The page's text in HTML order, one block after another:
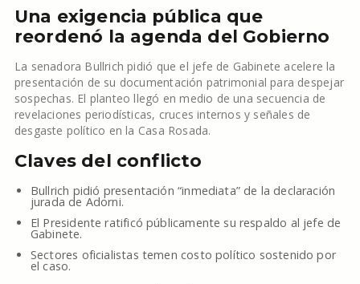
Una exigencia pública que
reordenó la agenda del Gobierno
La senadora Bullrich pidió que el jefe de Gabinete acelere la
presentación de su documentación patrimonial para despejar
sospechas. El planteo llegó en medio de una secuencia de
revelaciones periodísticas, cruces internos y señales de
desgaste político en la Casa Rosada.
Claves del conflicto
Bullrich pidió presentación “inmediata” de la declaración
jurada de Adorni.
El Presidente ratificó públicamente su respaldo al jefe de
Gabinete.
Sectores oficialistas temen costo político sostenido por
el caso.